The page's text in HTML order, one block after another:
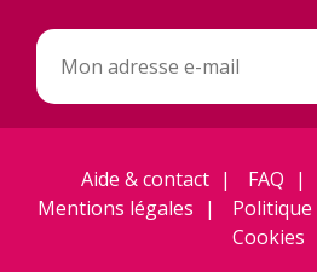
Inscription
la
newsletter
Aide & contact
FAQ
Mentions légales
Cookies